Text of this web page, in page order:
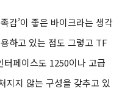
감’이 좋은 바이크라는 생각
하고 있는 점도 그렇고 TF
페이스도 1250이나 고급
지지 않는 구성을 갖추고 있